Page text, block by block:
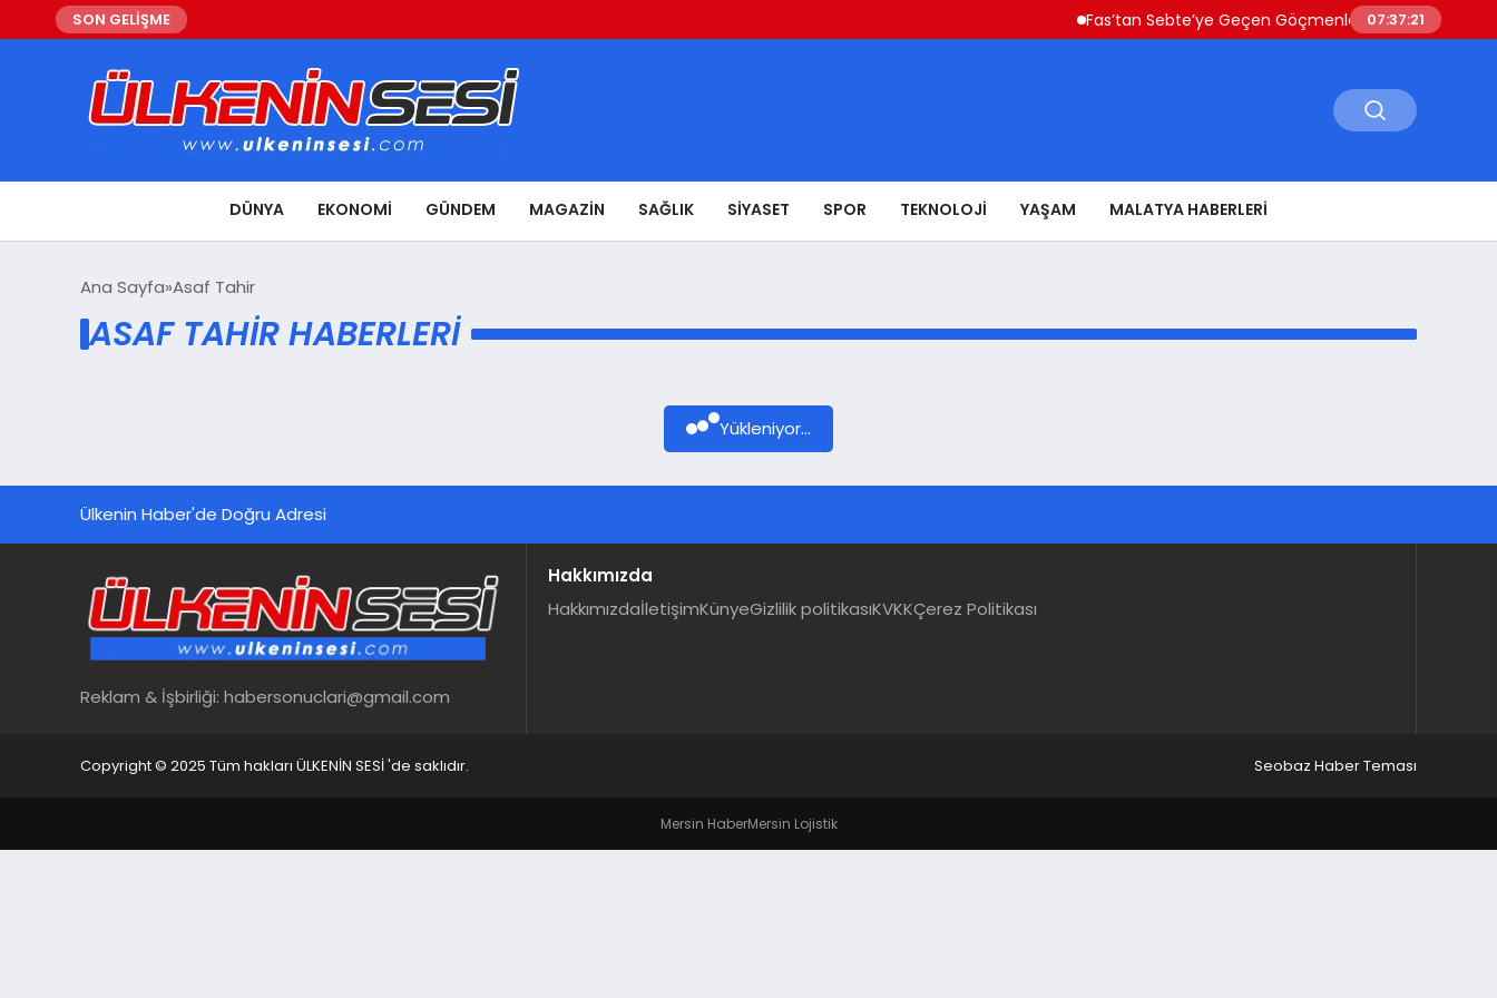
SON GELİŞME Fas’tan Sebte’ye Geçen Göçmenler Ülkeye Dönüyor
07:37:21
DÜNYA EKONOMI GÜNDEM MAGAZIN SAĞLIK SIYASET SPOR TEKNOLOJI YAŞAM MALATYA HABERLERI
Ana Sayfa Asaf Tahir
ASAF TAHIR HABERLERI
Yükleniyor...
Ülkenin Haber'de Doğru Adresi
Reklam & İşbirliği: habersonuclari@gmail.com
Hakkımızda
HakkımızdaİletişimKünyeGizlilik politikasıKVKKÇerez Politikası
Copyright © 2025 Tüm hakları ÜLKENİN SESİ 'de saklıdır. Seobaz Haber Teması
Mersin HaberMersin Lojistik